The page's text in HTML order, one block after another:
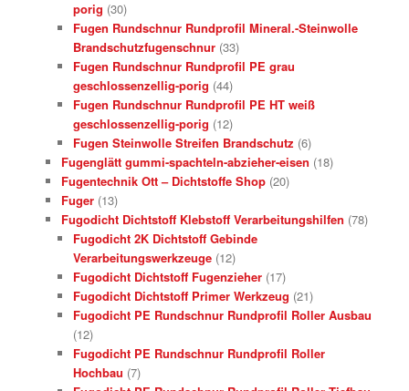
porig (30)
Fugen Rundschnur Rundprofil Mineral.-Steinwolle
Brandschutzfugenschnur (33)
Fugen Rundschnur Rundprofil PE grau
geschlossenzellig-porig (44)
Fugen Rundschnur Rundprofil PE HT weiß
geschlossenzellig-porig (12)
Fugen Steinwolle Streifen Brandschutz (6)
Fugenglätt gummi-spachteln-abzieher-eisen (18)
Fugentechnik Ott – Dichtstoffe Shop (20)
Fuger (13)
Fugodicht Dichtstoff Klebstoff Verarbeitungshilfen (78)
Fugodicht 2K Dichtstoff Gebinde
Verarbeitungswerkzeuge (12)
Fugodicht Dichtstoff Fugenzieher (17)
Fugodicht Dichtstoff Primer Werkzeug (21)
Fugodicht PE Rundschnur Rundprofil Roller Ausbau
(12)
Fugodicht PE Rundschnur Rundprofil Roller
Hochbau (7)